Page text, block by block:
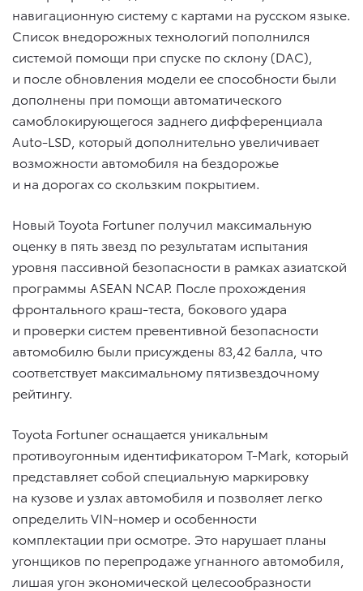
навигационную систему с картами на русском языке.
Список внедорожных технологий пополнился
системой помощи при спуске по склону (DAC),
и после обновления модели ее способности были
дополнены при помощи автоматического
самоблокирующегося заднего дифференциала
Auto-LSD, который дополнительно увеличивает
возможности автомобиля на бездорожье
и на дорогах со скользким покрытием.
Новый Toyota Fortuner получил максимальную
оценку в пять звезд по результатам испытания
уровня пассивной безопасности в рамках азиатской
программы ASEAN NCAP. После прохождения
фронтального краш-теста, бокового удара
и проверки систем превентивной безопасности
автомобилю были присуждены 83,42 балла, что
соответствует максимальному пятизвездочному
рейтингу.
Toyota Fortuner оснащается уникальным
противоугонным идентификатором T-Mark, который
представляет собой специальную маркировку
на кузове и узлах автомобиля и позволяет легко
определить VIN-номер и особенности
комплектации при осмотре. Это нарушает планы
угонщиков по перепродаже угнанного автомобиля,
лишая угон экономической целесообразности